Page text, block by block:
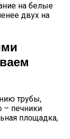
на белые
двух на
трубы,
– печники
площадка,